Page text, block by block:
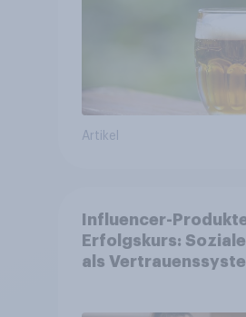
Artikel
Influencer-
Erfolgskurs:
als